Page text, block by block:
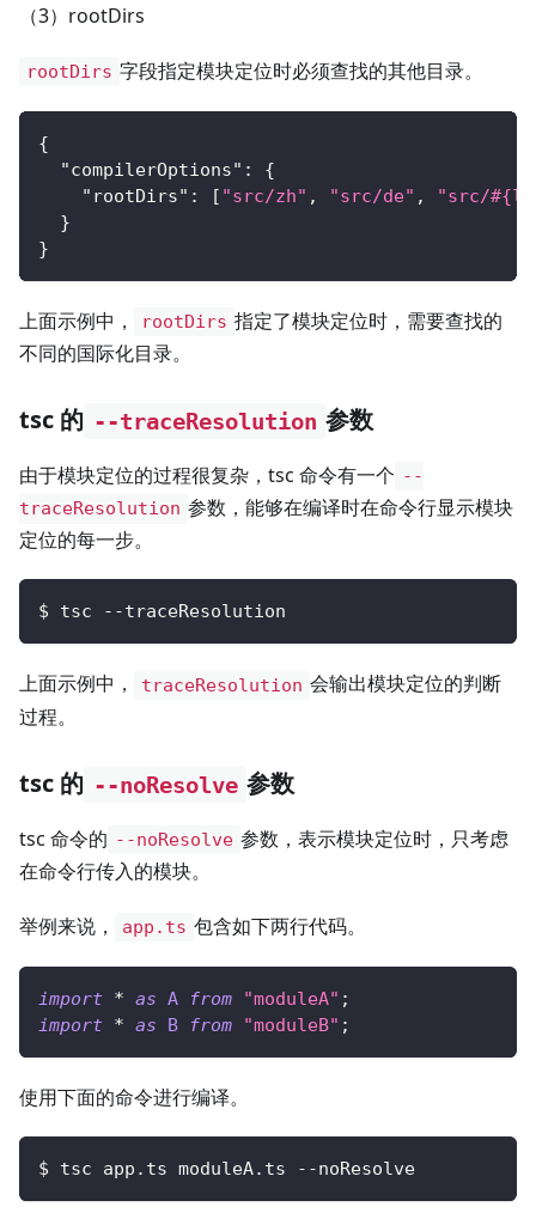
（3）rootDirs
rootDirs 字段指定模块定位时必须查找的其他目录。
{
"compilerOptions" :
{
"rootDirs" : [ "src/zh" , "src/de" ,
"src/
}
}
上面示例中， rootDirs 指定了模块定位时，需要查找的
不同的国际化目录。
tsc 的 --traceResolution 参数
由于模块定位的过程很复杂，tsc 命令有一个 --
traceResolution 参数，能够在编译时在命令行显示模块
定位的每一步。
$ tsc --traceResolution
上面示例中， traceResolution 会输出模块定位的判断
过程。
tsc 的 --noResolve 参数
tsc 命令的 --noResolve 参数，表示模块定位时，只考虑
在命令行传入的模块。
举例来说， app.ts 包含如下两行代码。
import * as A from "moduleA" ;
import * as B from "moduleB" ;
使用下面的命令进行编译。
$ tsc app.ts moduleA.ts --noResolve